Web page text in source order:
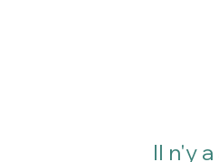
Il n'y